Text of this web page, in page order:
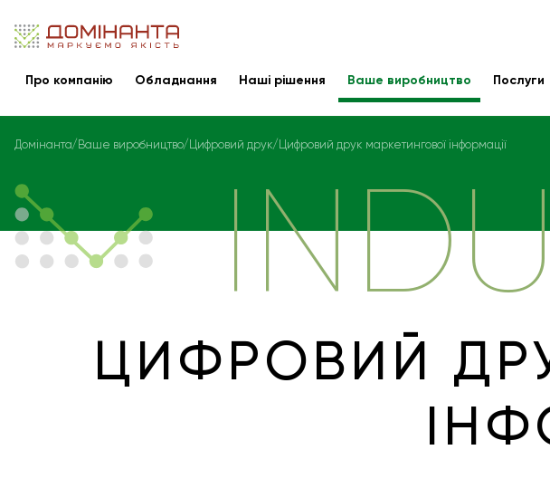
Про компанію Обладнання Наші рішення Ваше виробництво Послуги
Домінанта Ваше виробництво Цифровий друк Цифровий друк маркетингової інформації
ЦИФРОВИЙ